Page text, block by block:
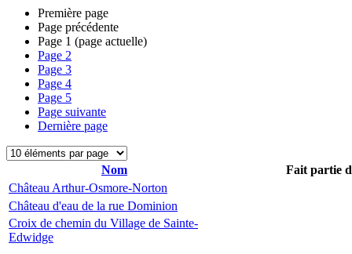
Première page
Page précédente
Page 1 (page actuelle)
Page 2
Page 3
Page 4
Page 5
Page suivante
Dernière page
Nom
Fait partie
Château Arthur-Osmore-Norton
Château d'eau de la rue Dominion
Croix de chemin du Village de Sainte-
Edwidge